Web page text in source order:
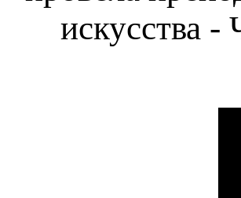
искусства